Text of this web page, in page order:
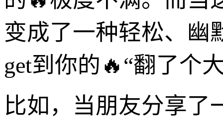
变成了一种轻松、幽
get到你的🔥“翻了个
比如，当朋友分享了